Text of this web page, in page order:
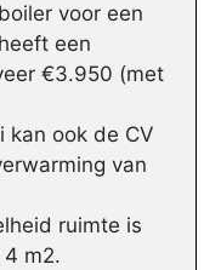
voor een
een
€3.950 (met
kan ook de CV
van
ruimte is
m2.